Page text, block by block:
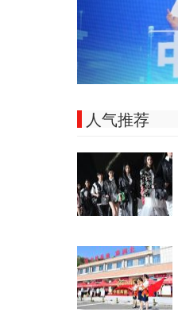
人气推荐